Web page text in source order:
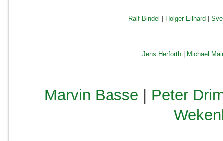
Ralf Bindel Holger Eilhard |
Jens Herforth Michael
Marvin Basse
Peter